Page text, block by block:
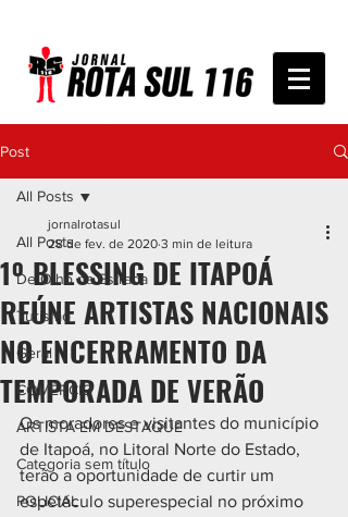
Post
All Posts
De Olho na Estrada
Turismo
Geral
COMÉRCIO
ARTISTA EM DESTAQUE
Categoria sem título
POLICIAL
All Posts
1º BLESSING DE ITAPOÁ
REÚNE ARTISTAS NACIONAIS
NO ENCERRAMENTO DA
TEMPORADA DE VERÃO
jornalrotasul
28 de fev. de 2020 3 min de leitura
Os moradores e visitantes do município
de Itapoá, no Litoral Norte do Estado,
terão a oportunidade de curtir um
espetáculo superespecial no próximo